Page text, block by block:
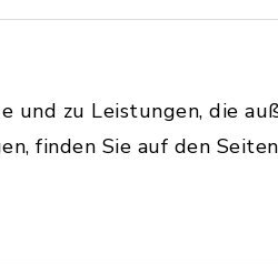
und zu Leistungen, die
finden Sie auf den